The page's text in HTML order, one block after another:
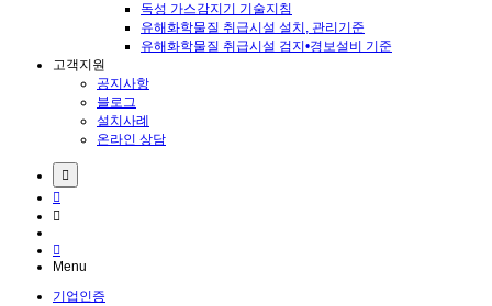
독성 가스감지기 기술지침
유해화학물질 취급시설 설치, 관리기준
유해화학물질 취급시설 검지•경보설비 기준
고객지원
공지사항
블로그
설치사례
온라인 상담
Menu
기업인증